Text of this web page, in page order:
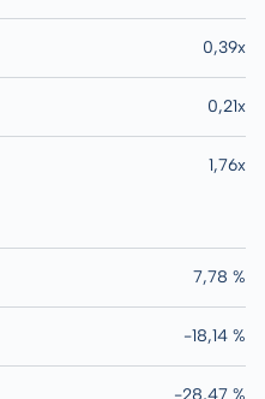
0,39x
0,21x
1,76x
7,78 %
-18,14 %
-28,47 %